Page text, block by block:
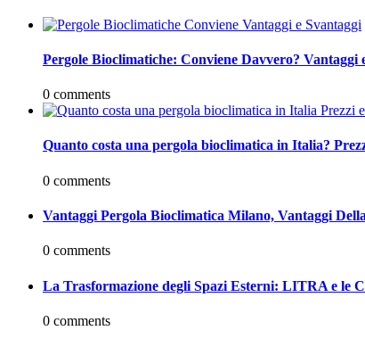
Pergole Bioclimatiche: Conviene Davvero? Vantaggi
0 comments
Quanto costa una pergola bioclimatica in Italia?
0 comments
Vantaggi Pergola Bioclimatica Milano, Vantaggi
0 comments
La Trasformazione degli Spazi Esterni: LITRA e le
0 comments